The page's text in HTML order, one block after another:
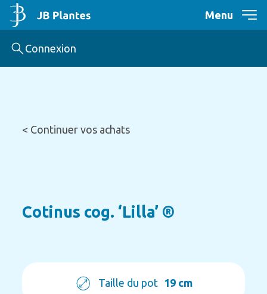
Menu
Connexion
< Continuer vos achats
Cotinus cog. ‘Lilla’ ®
Taille du pot 19 cm